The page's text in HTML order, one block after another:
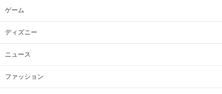
ゲーム
ディズニー
ニュース
ファッション